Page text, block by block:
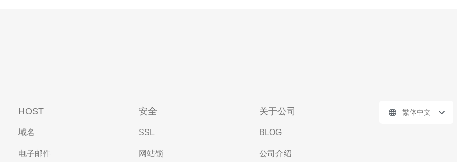
HOST
域名
电子邮件
安全
SSL
网站锁
关于公司
BLOG
公司介绍
繁体中文